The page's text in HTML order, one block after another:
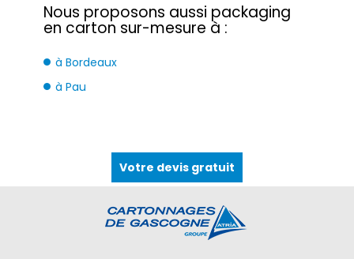
Nous proposons aussi packaging
en carton sur-mesure à :
à Bordeaux
à Pau
Votre devis gratuit